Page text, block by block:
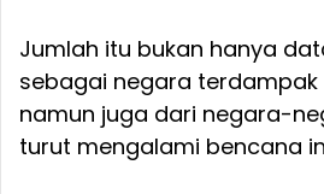
Jumlah itu bukan hanya
sebagai negara terdampak
namun juga dari negara-
turut mengalami bencana